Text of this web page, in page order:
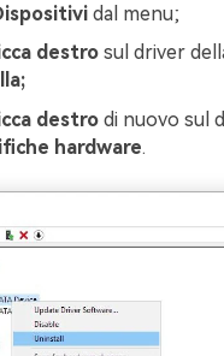
dal menu;
destro sul driver
destro di nuovo sul
hardware.